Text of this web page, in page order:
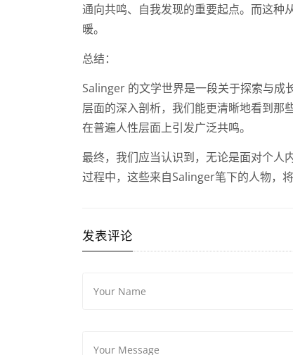
通向共鸣、自我发现的重要起点。而这种
暖。
总结：
Salinger 的文学世界是一段关于探索与成
层面的深入剖析，我们能更清晰地看到那
在普遍人性层面上引发广泛共鸣。
最终，我们应当认识到，无论是面对个人
过程中，这些来自Salinger笔下的人物，
发表评论